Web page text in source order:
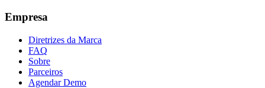
Empresa
Diretrizes da Marca
FAQ
Sobre
Parceiros
Agendar Demo